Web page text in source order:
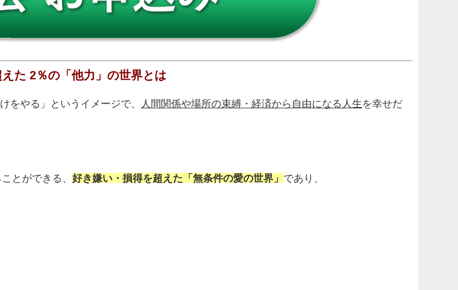
えた 2％の「他力」の世界とは
をやる」 というイメージで、 人間関係や場所の束縛・経済から自由になる人生 を幸せだ
とができる、好き嫌い・損得を超えた「無条件の愛の世界」 であり、